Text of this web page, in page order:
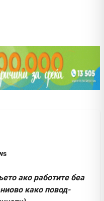
ако работите беа
како повод-